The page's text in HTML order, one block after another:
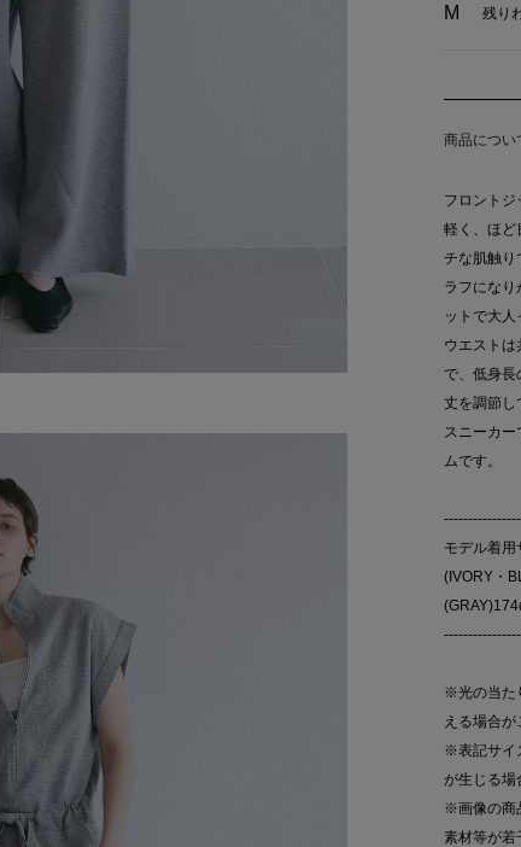
M 残り
商品につい
フロントジ
軽く、ほど
チな肌触り
ラフになり
ットで大人
ウエスト
で、低身長
丈を調節し
スニーカー
ムです。
モデル着用
(IVORY・
※光の当た
える場合が
※表記サイ
が生じる場
※画像の商
素材等が若